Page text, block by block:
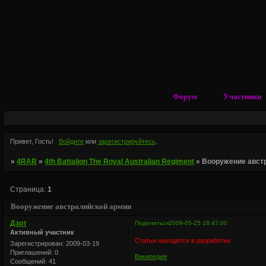
Форум Участники
Привет, Гость! Войдитеили зарегистрируйтесь.
»4RAR »4th Battalion The Royal Australian Regiment »Вооружение
Вооружение австралийской армии
Страница: 1
Поделиться2009-05-25 18:47:00
Дзот
Активный участник
Зарегистрирован: 2009-03-19
Приглашений: 0
Сообщений: 41
Статьи находятся в разработке.
Википедия